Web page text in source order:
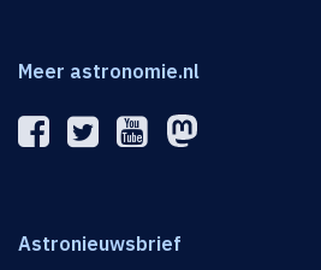
Meer astronomie.nl
Astronieuwsbrief